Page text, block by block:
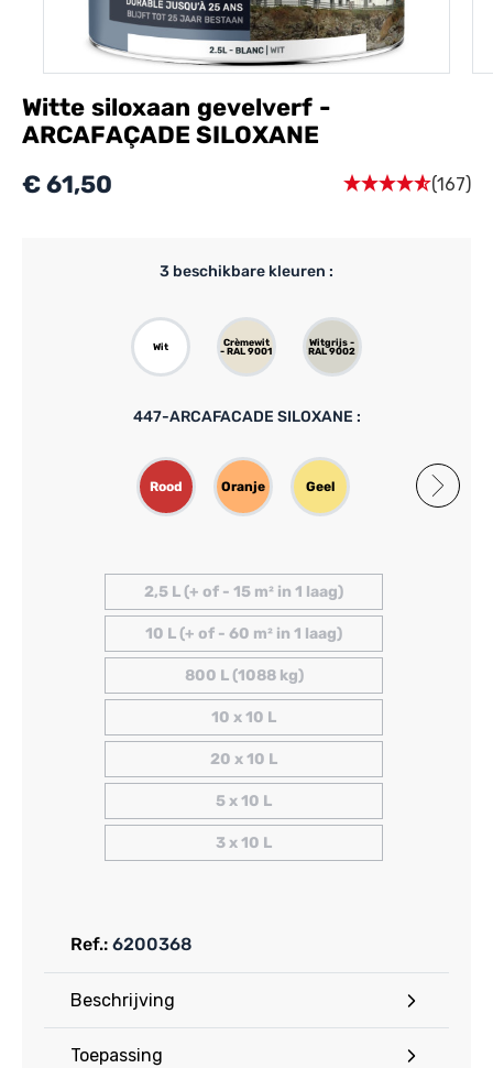
Witte siloxaan gevelverf -
ARCAFAÇADE SILOXANE
€ 61,50
(167)
Ref.: 6200368
Beschrijving
Toepassing
2,5 L (+ of - 15 m² in 1 laag)
10 L (+ of - 60 m² in 1 laag)
800 L (1088 kg)
10 x 10 L
20 x 10 L
5 x 10 L
3 x 10 L
3 beschikbare kleuren :
Wit
Crèmewit
- RAL 9001
Witgrijs -
RAL 9002
447-ARCAFACADE SILOXANE :
Rood Oranje Geel Beige